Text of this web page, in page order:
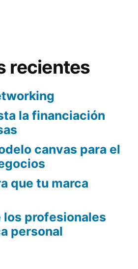
recientes
la financiación
canvas para el
que tu marca
los profesionales
personal